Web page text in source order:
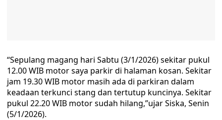
“Sepulang magang hari Sabtu (3/1/2026) sekitar pukul
12.00 WIB motor saya parkir di halaman kosan. Sekitar
jam 19.30 WIB motor masih ada di parkiran dalam
keadaan terkunci stang dan tertutup kuncinya. Sekitar
pukul 22.20 WIB motor sudah hilang,”ujar Siska, Senin
(5/1/2026).